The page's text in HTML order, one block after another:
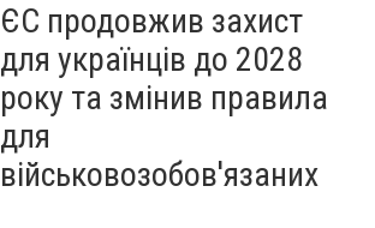
ЄС продовжив захист
для українців до 2028
року та змінив правила
для
військовозобов'язаних